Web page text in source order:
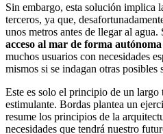
Sin embargo, esta solución implica
terceros, ya que,
unos metros antes de llegar al agua.
acceso al mar de forma autónoma
muchos usuarios con necesidades
mismos si se indagan otras posibles
Este es solo el principio de un
estimulante. Bordas plantea un
resume los principios de la
necesidades que tendrá nuestro